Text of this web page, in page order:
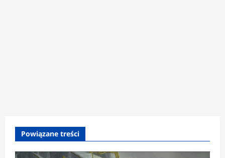
Powiązane treści